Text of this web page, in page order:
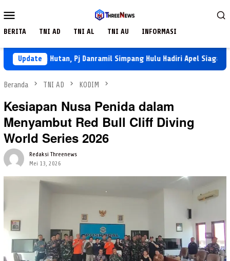
ke
Mobile
BERITA TNI AD TNI AL TNI AU INFORMASI
Update
dan Hutan, Pj Danramil Simpang Hulu Hadiri Apel Siaga
Beranda TNI AD KODIM
Kesiapan Nusa Penida dalam
Menyambut Red Bull Cliff Diving
World Series 2026
Redaksi Threenews
Mei 13, 2026